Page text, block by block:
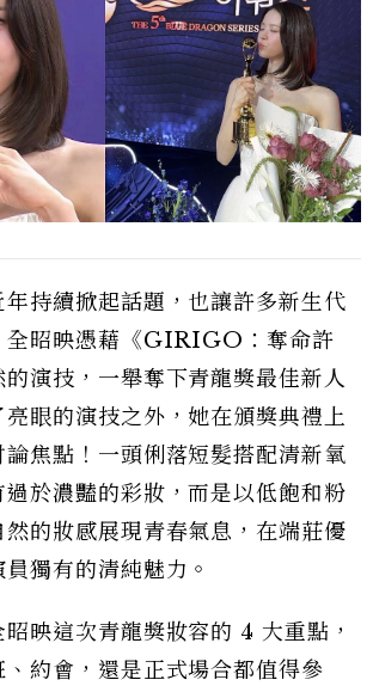
年持續掀起話題，也讓許多新生代
全昭映憑藉《GIRIGO：奪命許
演技，一舉奪下青龍獎最佳新人
眼的演技之外，她在頒獎典禮上
論焦點！一頭俐落短髮搭配清新氧
過於濃豔的彩妝，而是以低飽和粉
的妝感展現青春氣息，在端莊優
獨有的清純魅力。
映這次青龍獎妝容的 4 大重點，
約會，還是正式場合都值得參